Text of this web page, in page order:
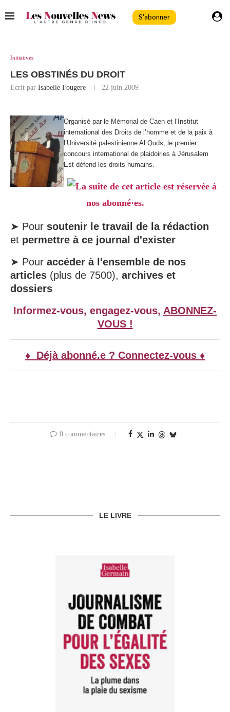
S'abonner
Initiatives
LES OBSTINÉS DU DROIT
Ecrit par Isabelle Fougere 22 juin 2009
Organisé par le Mémorial de Caen et l’Institut
international des Droits de l’homme et de la paix à
l’Université palestinienne Al Quds, le premier
concours international de plaidoiries à Jérusalem
Est défend les droits humains.
La suite de cet article est réservée à
nos abonné·es.
➤ Pour soutenir le travail de la rédaction
et permettre à ce journal d'exister
➤ Pour accéder à l'ensemble de nos
articles (plus de 7500), archives et
dossiers
Informez-vous, engagez-vous, ABONNEZ-
VOUS !
♦ Déjà abonné.e ? Connectez-vous ♦
0 commentaires
LE LIVRE